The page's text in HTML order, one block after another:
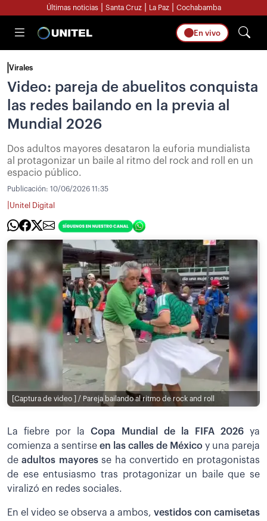
Últimas noticias Santa Cruz La Paz Cochabamba
En vivo
Virales
Video: pareja de abuelitos conquista
las redes bailando en la previa al
Mundial 2026
Dos adultos mayores desataron la euforia mundialista
al protagonizar un baile al ritmo del rock and roll en un
espacio público.
Publicación: 10/06/2026 11:35
Unitel Digital
[Captura de video ] / Pareja bailando al ritmo de rock and roll
La fiebre por la Copa Mundial de la FIFA 2026ya
comienza a sentirse en las calles de México y una pareja
deadultos mayoresse ha convertido en protagonistas
de ese entusiasmo tras protagonizar un baile que se
viralizó en redes sociales.
En el video se observa a ambos, vestidos con camisetas